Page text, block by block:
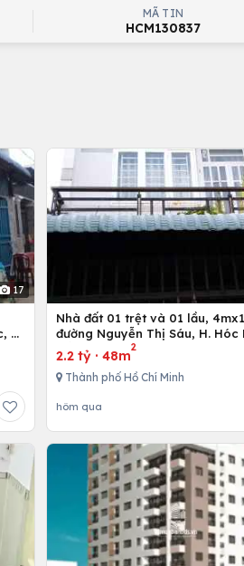
MÃ TIN
HCM130837
17
H.
Nhà đất 01 trệt và 01 lầu, 4mx12m ở
đường Nguyễn Thị Sáu, H. Hóc
Hồ Chí Minh
2.2 tỷ· 48m
2
Thành phố Hồ Chí Minh
hôm qua